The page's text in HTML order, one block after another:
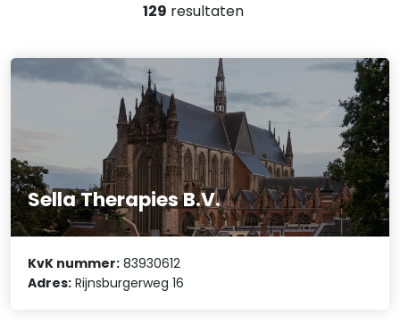
129 resultaten
Sella Therapies B.V.
KvK nummer: 83930612
Adres: Rijnsburgerweg 16